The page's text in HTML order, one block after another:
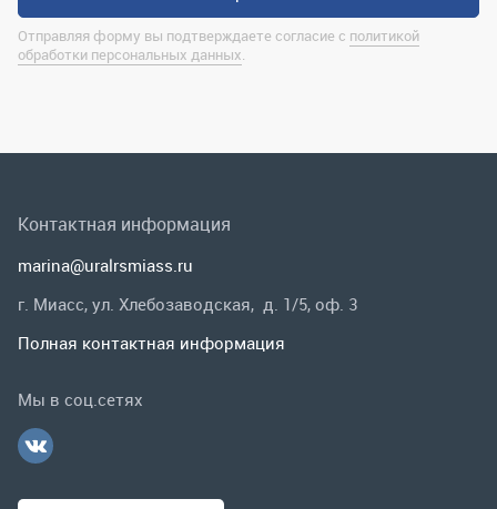
Спецпредложения
Контактная информация
marina@uralrsmiass.ru
Заказать звонок